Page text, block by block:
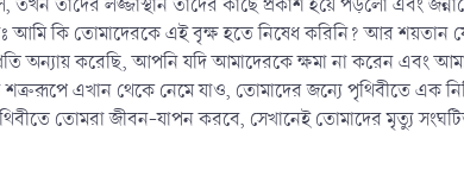
আমি কি তোমাদেরকে এই বৃক্ষ হতে নিষেধ করিনি? আর শয়তান
অন্যায় করেছি, আপনি যদি আমাদেরকে ক্ষমা না করেন এবং
এখান থেকে নেমে যাও, তোমাদের জন্যে পৃথিবীতে এক
তোমরা জীবন-যাপন করবে, সেখানেই তোমাদের মৃত্যু